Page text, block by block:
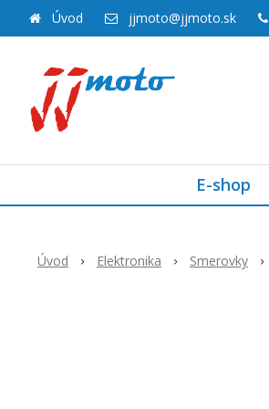
Úvod jjmoto@jjmoto.sk
E-shop
Úvod Elektronika Smerovky